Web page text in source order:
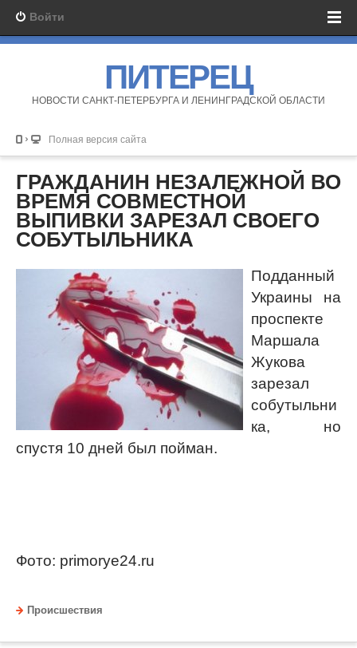
Войти
ПИТЕРЕЦ
НОВОСТИ САНКТ-ПЕТЕРБУРГА И ЛЕНИНГРАДСКОЙ ОБЛАСТИ
Полная версия сайта
ГРАЖДАНИН НЕЗАЛЕЖНОЙ ВО
ВРЕМЯ СОВМЕСТНОЙ
ВЫПИВКИ ЗАРЕЗАЛ СВОЕГО
СОБУТЫЛЬНИКА
Подданный
Украины на
проспекте
Маршала
Жукова
зарезал
собутыльни
ка, но
спустя 10 дней был пойман.
Фото: primorye24.ru
Происшествия